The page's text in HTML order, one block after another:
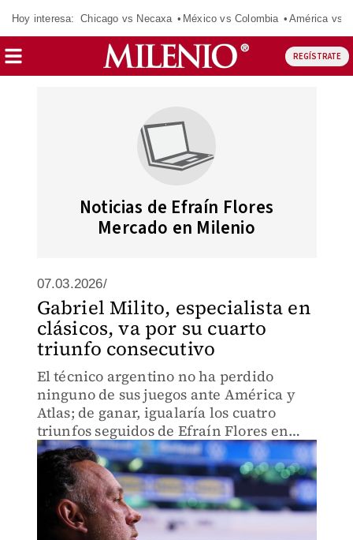
Hoy interesa: Chicago vs Necaxa México vs Colombia América vs
REGÍSTRATE
Noticias de Efraín Flores
Mercado en Milenio
07.03.2026/
Gabriel Milito, especialista en
clásicos, va por su cuarto
triunfo consecutivo
El técnico argentino no ha perdido
ninguno de sus juegos ante América y
Atlas; de ganar, igualaría los cuatro
triunfos seguidos de Efraín Flores en
torneos cortos